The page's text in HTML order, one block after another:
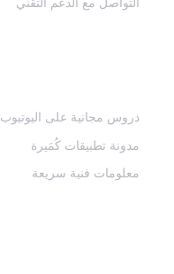
التواصل مع الدعم التقني
دروس مجانية على اليوتيوب
مدونة تطبيقات كُمَيرة
معلومات فنية سريعة